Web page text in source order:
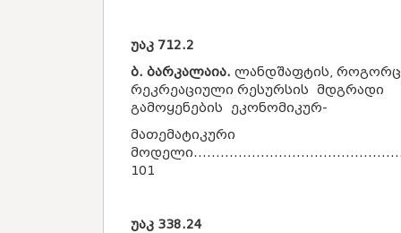
უაკ 712.2
ბ. ბარკალაია. ლანდშაფტის,
რეკრეაციული რესურსის მდგრადი
გამოყენების ეკონომიკურ-
მათემატიკური
101
უაკ 338.24